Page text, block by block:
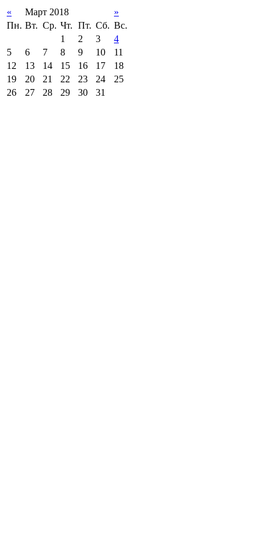
« Март 2018
»
Пн. Вт. Ср. Чт. Пт. Сб. Вс.
1
2 3
4
5
6 7 8 9 10
11
12
13 14 15 16 17
18
19
20 21 22 23 24
25
26
27 28 29 30 31